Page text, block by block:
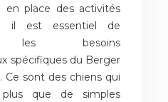
place des activités
il est essentiel de
les besoins
spécifiques du Berger
Ce sont des chiens qui
que de simples